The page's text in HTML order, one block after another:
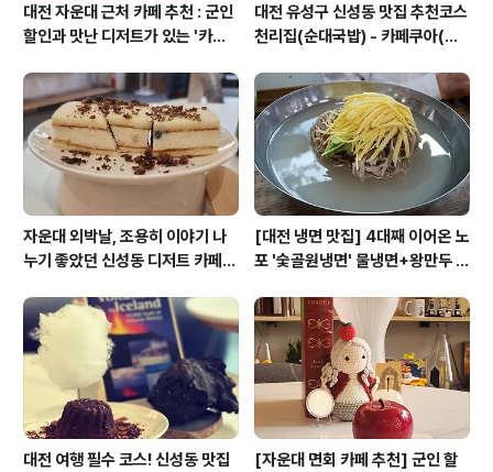
대전 자운대 근처 카페 추천 : 군인
할인과 맛난 디저트가 있는 '카페
대전 유성구 신성동 맛집 추천코스
천리집(순대국밥) - 카페쿠아(커
자운대 외박날, 조용히 이야기 나
누기 좋았던 신성동 디저트 카페
[대전 냉면 맛집] 4대째 이어온 노
포 '숯골원냉면' 물냉면+왕만두 조
대전 여행 필수 코스! 신성동 맛집
[자운대 면회 카페 추천] 군인 할